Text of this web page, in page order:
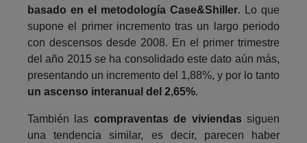
basado en el metodología Case&Shiller. Lo que
supone el primer incremento tras un largo periodo
con descensos desde 2008. En el primer trimestre
del año 2015 se ha consolidado este dato aún más,
presentando un incremento del 1,88%, y por lo tanto
un ascenso interanual del 2,65%.
También las compraventas de viviendassiguen
una tendencia similar, es decir, parecen haber